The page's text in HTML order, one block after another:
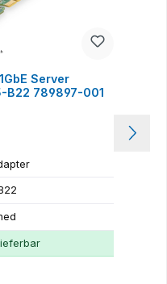
Server
B22 789897-001